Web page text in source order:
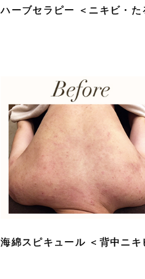
ハーブセラピー ＜ニキビ・た
海綿スピキュール ＜背中ニキ